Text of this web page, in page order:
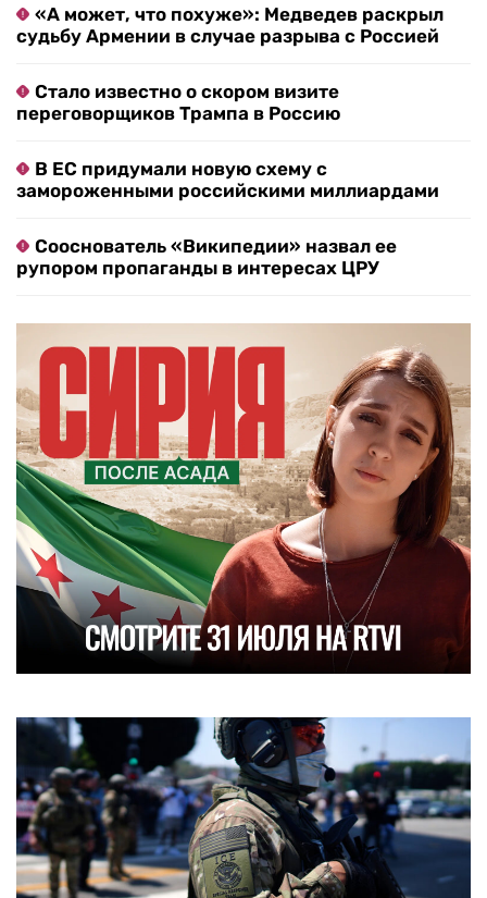
«А может, что похуже»: Медведев раскрыл
судьбу Армении в случае разрыва с Россией
Стало известно о скором визите
переговорщиков Трампа в Россию
В ЕС придумали новую схему с
замороженными российскими миллиардами
Сооснователь «Википедии» назвал ее
рупором пропаганды в интересах ЦРУ